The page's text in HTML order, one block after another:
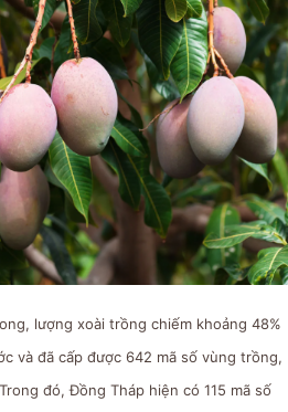
lượng xoài trồng chiếm khoảng 48%
và đã cấp được 642 mã số vùng trồng,
đó, Đồng Tháp hiện có 115 mã số